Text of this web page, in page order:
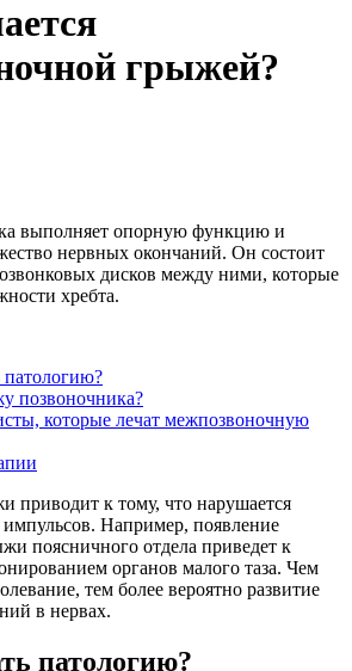
грыжей?
выполняет опорную функцию и
нервных окончаний. Он состоит
дисков между ними, которые
хребта.
патологию?
позвоночника?
которые лечат межпозвоночную
приводит к тому, что нарушается
Например, появление
поясничного отдела приведет к
органов малого таза. Чем
тем более вероятно развитие
в нервах.
патологию?